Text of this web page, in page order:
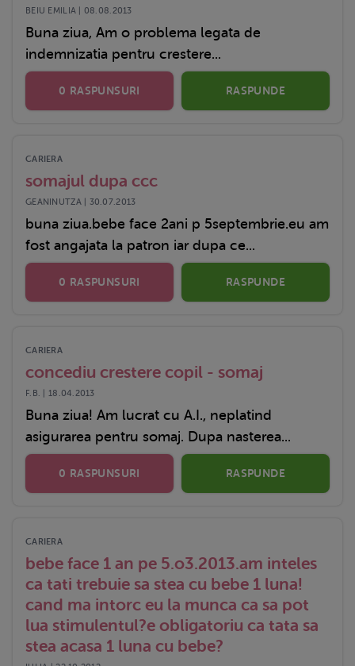
BEIU EMILIA | 08.08.2013
Buna ziua, Am o problema legata de
indemnizatia pentru crestere...
0 RASPUNSURI RASPUNDE
CARIERA
somajul dupa ccc
GEANINUTZA | 30.07.2013
buna ziua.bebe face 2ani p 5septembrie.eu am
fost angajata la patron iar dupa ce...
0 RASPUNSURI RASPUNDE
CARIERA
concediu crestere copil - somaj
F.B. | 18.04.2013
Buna ziua! Am lucrat cu A.I., neplatind
asigurarea pentru somaj. Dupa nasterea...
0 RASPUNSURI RASPUNDE
CARIERA
bebe face 1 an pe 5.o3.2013.am inteles
ca tati trebuie sa stea cu bebe 1 luna!
cand ma intorc eu la munca ca sa pot
lua stimulentul?e obligatoriu ca tata sa
stea acasa 1 luna cu bebe?